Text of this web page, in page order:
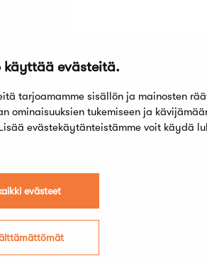
käyttää evästeitä.
tarjoamamme sisällön ja mainosten
ominaisuuksien tukemiseen ja
evästekäytänteistämme voit käydä
evästeet
JA LISÄTIETOA:
tapahtumat-ja-